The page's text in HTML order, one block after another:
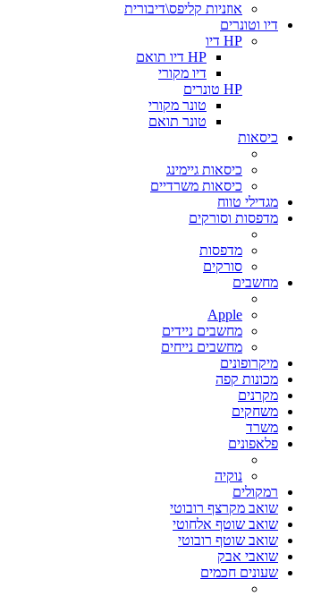
אוזניות קליפס\דיבורית
דיו וטונרים
HP דיו
HP דיו תואם
דיו מקורי
HP טונרים
טונר מקורי
טונר תואם
כיסאות
כיסאות גיימינג
כיסאות משרדיים
מגדילי טווח
מדפסות וסורקים
מדפסות
סורקים
מחשבים
Apple
מחשבים ניידים
מחשבים נייחים
מיקרופונים
מכונות קפה
מקרנים
משחקים
משרד
פלאפונים
נוקיה
רמקולים
שואב מקרצף רובוטי
שואב שוטף אלחוטי
שואב שוטף רובוטי
שואבי אבק
שעונים חכמים